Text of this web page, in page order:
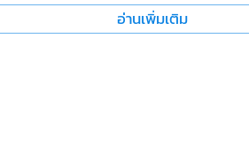
อ่านเพิ่มเติม